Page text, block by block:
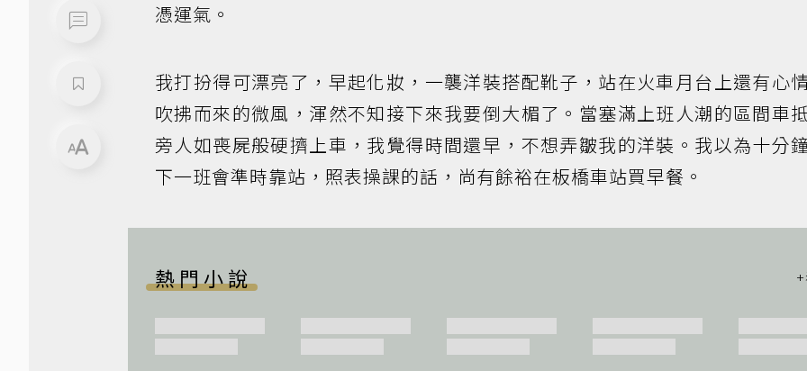
憑運氣。
我打扮得可漂亮了，早起化妝，一襲洋裝搭配靴子，站在火車月台上還有心
吹拂而來的微風，渾然不知接下來我要倒大楣了。當塞滿上班人潮的區間車
旁人如喪屍般硬擠上車，我覺得時間還早，不想弄皺我的洋裝。我以為十分
下一班會準時靠站，照表操課的話，尚有餘裕在板橋車站買早餐。
熱門小說